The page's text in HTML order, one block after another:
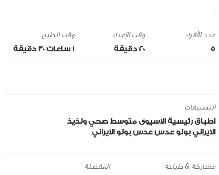
5
وقت الإعداد
20 ‎دقيقة
وقت الطبخ
1 ساعات 30 ‎دقيقة
التصنيفات
اطباق رئيسية الاسيوى متوسط صحي ولذيذ
الايراني بولو عدس عدس بولو الايراني
مشاركة & طباعة المفضلة